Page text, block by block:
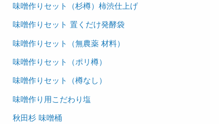
味噌作りセット（杉樽）柿渋仕上げ
味噌作りセット 置くだけ発酵袋
味噌作りセット（無農薬 材料）
味噌作りセット（ポリ樽）
味噌作りセット（樽なし）
味噌作り用こだわり塩
秋田杉 味噌桶